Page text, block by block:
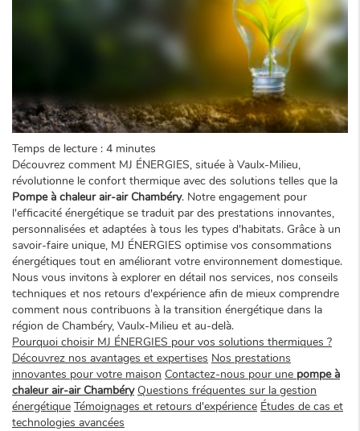
Temps de lecture : 4 minutes
Découvrez comment MJ ÉNERGIES, située à Vaulx-Milieu,
révolutionne le confort thermique avec des solutions telles que la
Pompe à chaleur air-air Chambéry. Notre engagement pour
l'efficacité énergétique se traduit par des prestations innovantes,
personnalisées et adaptées à tous les types d'habitats. Grâce à un
savoir-faire unique, MJ ÉNERGIES optimise vos consommations
énergétiques tout en améliorant votre environnement domestique.
Nous vous invitons à explorer en détail nos services, nos conseils
techniques et nos retours d'expérience afin de mieux comprendre
comment nous contribuons à la transition énergétique dans la
région de Chambéry, Vaulx-Milieu et au-delà.
Pourquoi choisir MJ ÉNERGIES pour vos solutions thermiques ?
Découvrez nos avantages et expertises Nos prestations
innovantes pour votre maison Contactez-nous pour une pompe à
chaleur air-air Chambéry Questions fréquentes sur la gestion
énergétique Témoignages et retours d'expérience Études de cas et
technologies avancées